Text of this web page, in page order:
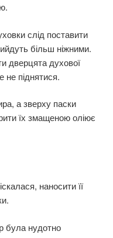
слід поставити
більш ніжними.
дверцята духової
не піднятися.
а зверху паски
їх змащеною оліює
наносити її
була нудотно